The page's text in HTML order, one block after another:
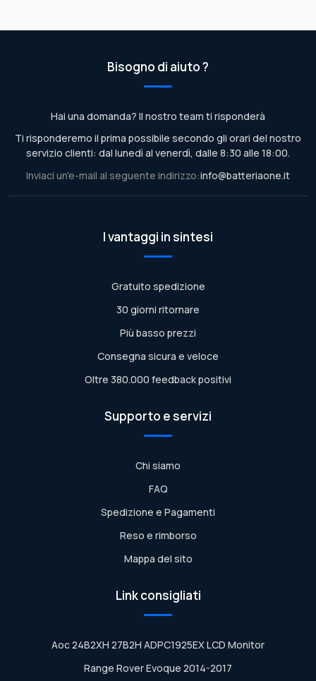
Bisogno di aiuto ?
Hai una domanda? Il nostro team ti risponderà
Ti risponderemo il prima possibile secondo gli orari del nostro
servizio clienti: dal lunedì al venerdì, dalle 8:30 alle 18:00.
Inviaci un'e-mail al seguente indirizzo:info@batteriaone.it
I vantaggi in sintesi
Gratuito spedizione
30 giorni ritornare
Più basso prezzi
Consegna sicura e veloce
Oltre 380.000 feedback positivi
Supporto e servizi
Chi siamo
FAQ
Spedizione e Pagamenti
Reso e rimborso
Mappa del sito
Link consigliati
Aoc 24B2XH 27B2H ADPC1925EX LCD Monitor
Range Rover Evoque 2014-2017